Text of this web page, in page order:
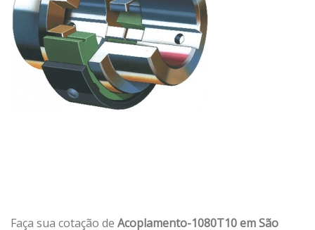
Faça sua cotação de Acoplamento-1080T10 em São